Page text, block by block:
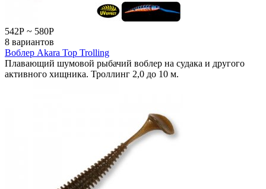
542Р ~ 580Р
8 вариантов
Воблер Akara Top Trolling
Плавающий шумовой рыбачий воблер на судака и другого
активного хищника. Троллинг 2,0 до 10 м.